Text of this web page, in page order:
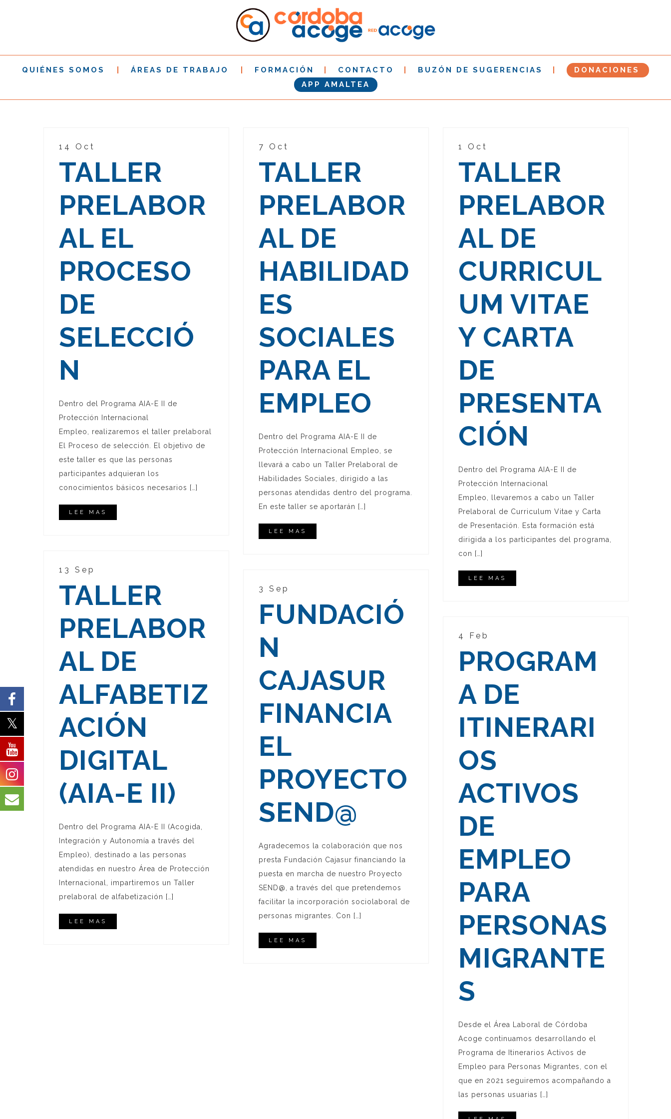
QUIÉNES SOMOS ÁREAS DE TRABAJO FORMACIÓN CONTACTO BUZÓN DE SUGERENCIAS
DONACIONES
APP AMALTEA
14 Oct
TALLER
PRELABOR
AL EL
PROCESO
DE
SELECCIÓ
N
Dentro del Programa AIA-E II de
Protección Internacional
Empleo, realizaremos el taller prelaboral
El Proceso de selección. El objetivo de
este taller es que las personas
participantes adquieran los
conocimientos básicos necesarios […]
LEE MAS
7 Oct
TALLER
PRELABOR
AL DE
HABILIDAD
ES
SOCIALES
PARA EL
EMPLEO
Dentro del Programa AIA-E II de
Protección Internacional Empleo, se
llevará a cabo un Taller Prelaboral de
Habilidades Sociales, dirigido a las
personas atendidas dentro del programa.
En este taller se aportarán […]
LEE MAS
1 Oct
TALLER
PRELABOR
AL DE
CURRICUL
UM VITAE
Y CARTA
DE
PRESENTA
CIÓN
Dentro del Programa AIA-E II de
Protección Internacional
Empleo, llevaremos a cabo un Taller
Prelaboral de Curriculum Vitae y Carta
de Presentación. Esta formación está
dirigida a los participantes del programa,
con […]
LEE MAS
13 Sep
TALLER
PRELABOR
AL DE
ALFABETIZ
ACIÓN
DIGITAL
(AIA-E II)
Dentro del Programa AIA-E II (Acogida,
Integración y Autonomía a través del
Empleo), destinado a las personas
atendidas en nuestro Área de Protección
Internacional, impartiremos un Taller
prelaboral de alfabetización […]
LEE MAS
3 Sep
FUNDACIÓ
N
CAJASUR
FINANCIA
EL
PROYECTO
SEND@
Agradecemos la colaboración que nos
presta Fundación Cajasur financiando la
puesta en marcha de nuestro Proyecto
SEND@, a través del que pretendemos
facilitar la incorporación sociolaboral de
personas migrantes. Con […]
LEE MAS
4 Feb
PROGRAM
A DE
ITINERARI
OS
ACTIVOS
DE
EMPLEO
PARA
PERSONAS
MIGRANTE
S
Desde el Área Laboral de Córdoba
Acoge continuamos desarrollando el
Programa de Itinerarios Activos de
Empleo para Personas Migrantes, con el
que en 2021 seguiremos acompañando a
las personas usuarias […]